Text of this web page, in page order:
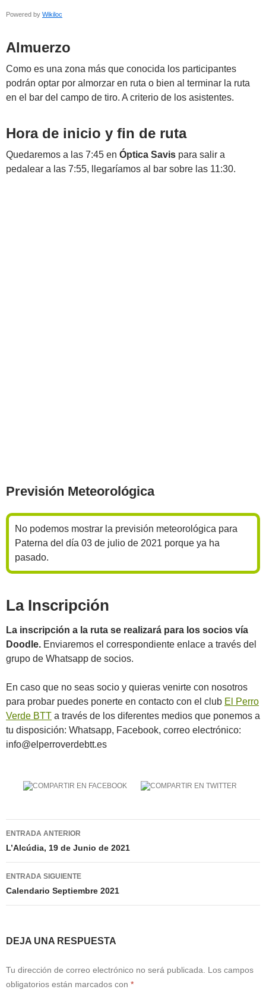
Powered by Wikiloc
Almuerzo
Como es una zona más que conocida los participantes
podrán optar por almorzar en ruta o bien al terminar la ruta
en el bar del campo de tiro. A criterio de los asistentes.
Hora de inicio y fin de ruta
Quedaremos a las 7:45 en Óptica Savis para salir a
pedalear a las 7:55, llegaríamos al bar sobre las 11:30.
Previsión Meteorológica
No podemos mostrar la previsión meteorológica para
Paterna del día 03 de julio de 2021 porque ya ha
pasado.
La Inscripción
La inscripción a la ruta se realizará para los socios vía
Doodle. Enviaremos el correspondiente enlace a través del
grupo de Whatsapp de socios.
En caso que no seas socio y quieras venirte con nosotros
para probar puedes ponerte en contacto con el club El Perro
Verde BTT a través de los diferentes medios que ponemos a
tu disposición: Whatsapp, Facebook, correo electrónico:
info@elperroverdebtt.es
Navegación
de
entradas
ENTRADA ANTERIOR
L’Alcúdia, 19 de Junio de 2021
ENTRADA SIGUIENTE
Calendario Septiembre 2021
DEJA UNA RESPUESTA
Tu dirección de correo electrónico no será publicada.
Los campos
obligatorios están marcados con *